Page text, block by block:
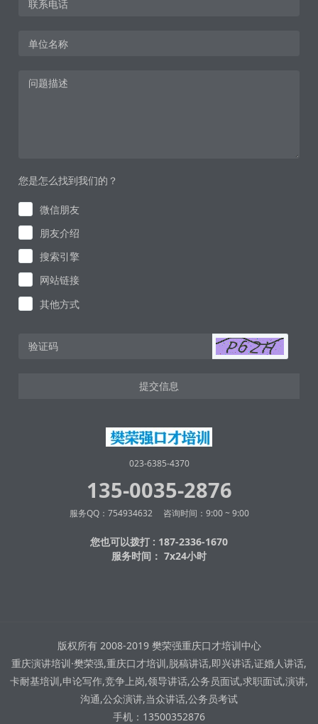
您是怎么找到我们的？
微信朋友
朋友介绍
搜索引擎
网站链接
其他方式
提交信息
023-6385-4370
135-0035-2876
服务QQ：754934632 咨询时间：9:00 ~ 9:00
您也可以拨打 : 187-2336-1670
服务时间： 7x24小时
版权所有 2008-2019 樊荣强重庆口才培训中心
重庆演讲培训·樊荣强,重庆口才培训,脱稿讲话,即兴讲话,证婚人讲话,
卡耐基培训,申论写作,竞争上岗,领导讲话,公务员面试,求职面试,演讲,
沟通,公众演讲,当众讲话,公务员考试
手机：13500352876